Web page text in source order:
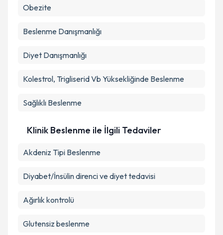
Obezite
Beslenme Danışmanlığı
Diyet Danışmanlığı
Kolestrol, Trigliserid Vb Yüksekliğinde Beslenme
Sağlıklı Beslenme
Klinik Beslenme ile İlgili Tedaviler
Akdeniz Tipi Beslenme
Diyabet/İnsülin direnci ve diyet tedavisi
Ağırlık kontrolü
Glutensiz beslenme